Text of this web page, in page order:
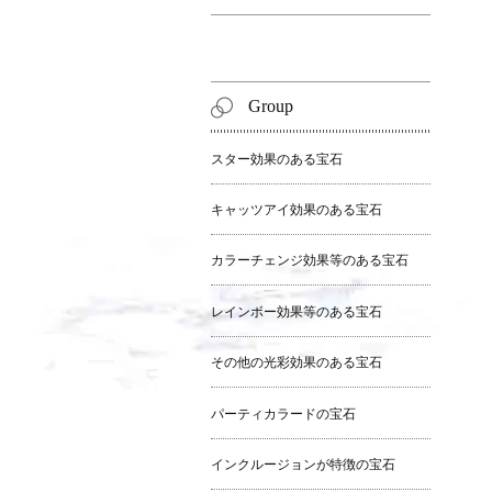
Group
スター効果のある宝石
キャッツアイ効果のある宝石
カラーチェンジ効果等のある宝石
レインボー効果等のある宝石
その他の光彩効果のある宝石
パーティカラードの宝石
インクルージョンが特徴の宝石